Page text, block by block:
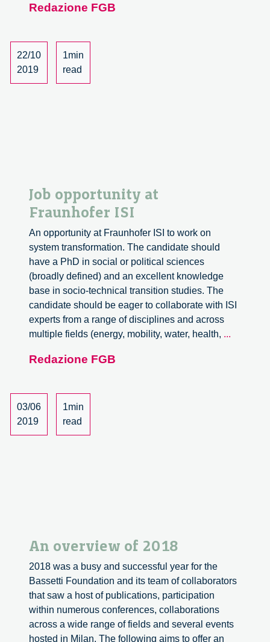
Redazione FGB
22/10
2019
1min
read
Job opportunity at
Fraunhofer ISI
An opportunity at Fraunhofer ISI to work on
system transformation. The candidate should
have a PhD in social or political sciences
(broadly defined) and an excellent knowledge
base in socio-technical transition studies. The
candidate should be eager to collaborate with ISI
experts from a range of disciplines and across
multiple fields (energy, mobility, water, health, ...
Redazione FGB
03/06
2019
1min
read
An overview of 2018
2018 was a busy and successful year for the
Bassetti Foundation and its team of collaborators
that saw a host of publications, participation
within numerous conferences, collaborations
across a wide range of fields and several events
hosted in Milan. The following aims to offer an